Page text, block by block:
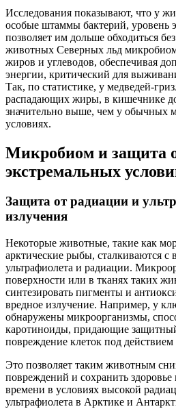
Исследования показывают, что у
особые штаммы бактерий, уровень
позволяет им дольше обходиться
животных Северных льд
жиров и углеводов, обеспечивая
энергии, критический для
Так, по статистике, у медведей-
распадающих жиры, в кишечнике
значительно выше, чем у обычных
условиях.
Микробиом и защита
экстремальных
Защита от радиации и
излучения
Некоторые животные, такие как
арктические рыбы, сталкиваются
ультрафиолета и радиации.
поверхности или в тканях таких
синтезировать пигменты и
вредное излучение. Например, у
обнаружены микроорганизмы,
каротиноиды, придающие
повреждение клеток под действием
Это позволяет таким животным
повреждений и сохранить
времени в условиях высокой
ультрафиолета в Арктике и